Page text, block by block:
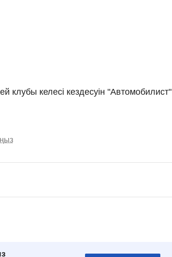
клубы келесі кездесуін "Автомобилист"